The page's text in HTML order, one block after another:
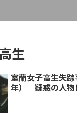
生
室蘭女子高生失
年）｜疑惑の人